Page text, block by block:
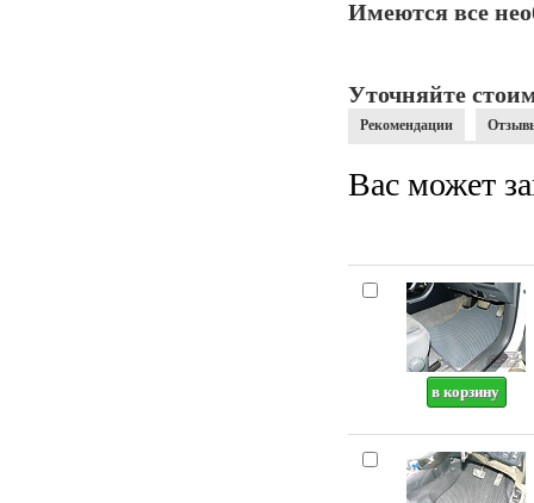
Имеются все
Уточняйте
Рекомендации
Вас может